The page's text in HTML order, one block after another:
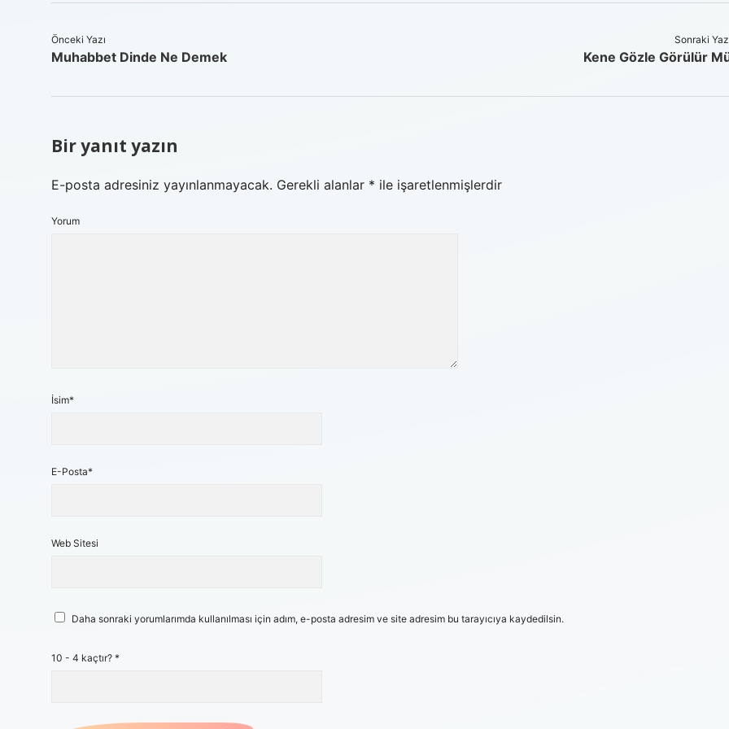
Önceki Yazı
Muhabbet Dinde Ne Demek
Sonraki
Kene Gözle Görülür
Bir yanıt yazın
E-posta adresiniz yayınlanmayacak. Gerekli alanlar * ile işaretlenmişlerdir
Yorum
İsim*
E-Posta*
Web Sitesi
Daha sonraki yorumlarımda kullanılması için adım, e-posta adresim ve site adresim bu tarayıcıya kaydedilsin.
10 - 4 kaçtır? *